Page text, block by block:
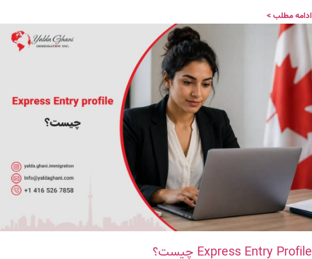
ادامه مطلب >
Express Entry Profile چیست؟